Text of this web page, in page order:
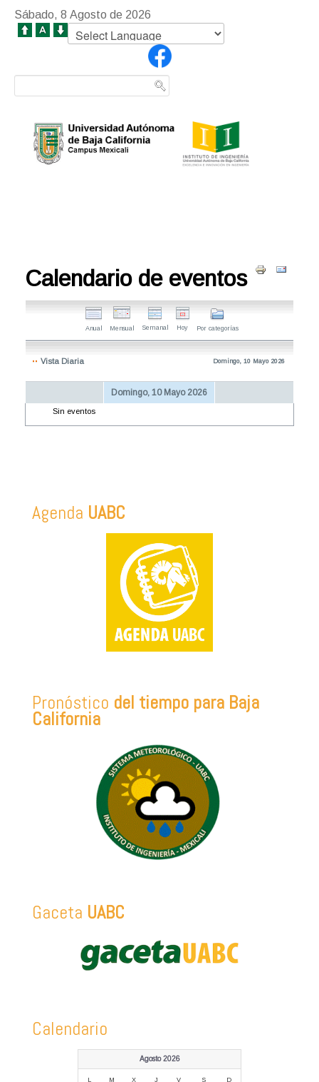
Sábado, 8 Agosto de 2026
Calendario de eventos
Anual Mensual Semanal Hoy Por categorías
Vista Diaria Domingo, 10 Mayo 2026
Domingo, 10 Mayo 2026
Sin eventos
Agenda UABC
Pronóstico del tiempo para Baja
California
Gaceta UABC
Calendario
Agosto 2026
L M X J V S D